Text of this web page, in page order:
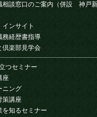
相談窓口のご案内（併設 神戸
インサイト
務経歴書指導
倶楽部見学会
つセミナー
座
ニング
策講座
を知るセミナー